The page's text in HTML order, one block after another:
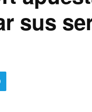
sus